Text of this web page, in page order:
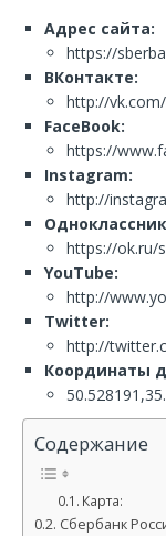
Адрес сайта:
https://
ВКонтакте:
http://
FaceBook:
https://
Instagram:
http://
https://ok.ru/
YouTube:
http://
Twitter:
http://
Координаты
Содержание
Карта:
Сбербанк